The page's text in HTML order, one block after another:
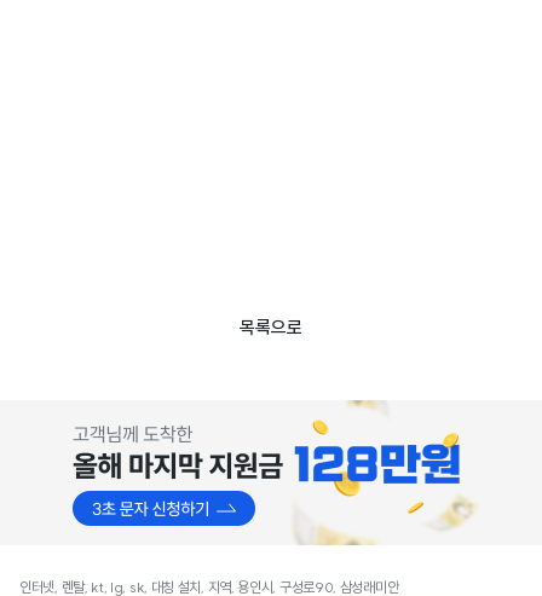
목록으로
인터넷, 렌탈, kt, lg, sk, 대칭 설치, 지역, 용인시, 구성로90, 삼성래미안